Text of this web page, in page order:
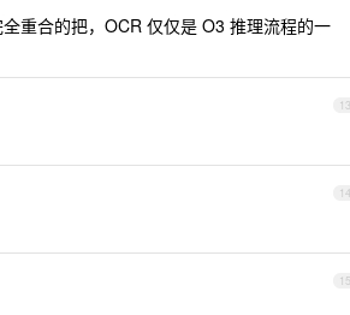
重合的把，OCR 仅仅是 O3 推理流程的一
13
14
15